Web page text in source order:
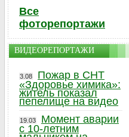
Все
фоторепортажи
ВИДЕОРЕПОРТАЖИ
3.08
Пожар в СНТ
«Здоровье химика»:
житель показал
пепелище на видео
19.03
Момент аварии
с 10-летним